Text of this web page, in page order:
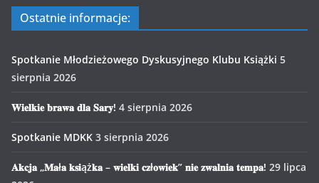
Ostatnie informacje:
Spotkanie Młodzieżowego Dyskusyjnego Klubu Książki 5
sierpnia 2026
𝐖𝐢𝐞𝐥𝐤𝐢𝐞 𝐛𝐫𝐚𝐰𝐚 𝐝𝐥𝐚 𝐒𝐚𝐫𝐲! 4 sierpnia 2026
Spotkanie MDKK 3 sierpnia 2026
𝐀𝐤𝐜𝐣𝐚 „𝐌𝐚ł𝐚 𝐤𝐬𝐢ąż𝐤𝐚 – 𝐰𝐢𝐞𝐥𝐤𝐢 𝐜𝐳ł𝐨𝐰𝐢𝐞𝐤” 𝐧𝐢𝐞 𝐳𝐰𝐚𝐥𝐧𝐢𝐚 𝐭𝐞𝐦𝐩𝐚! 29 lipca